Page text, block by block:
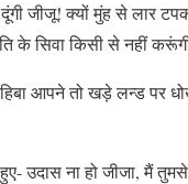
जीजू! क्यों मुंह से लार
के सिवा किसी से नहीं
आपने तो खड़े लन्ड पर
उदास ना हो जीजा, मैं